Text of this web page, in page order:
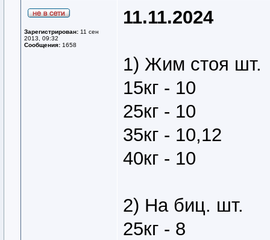
Зарегистрирован: 11 сен
2013, 09:32
Сообщения: 1658
11.11.2024
1) Жим стоя шт.
15кг - 10
25кг - 10
35кг - 10,12
40кг - 10
2) На биц. шт.
25кг - 8